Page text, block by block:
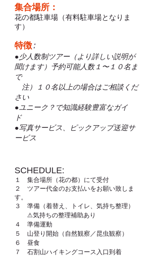
集合場所：
花の都駐車場（有料駐車場となりま
す）
特徴:
●少人数制ツアー（より詳しい説明が
聞けます）予約可能人数１〜１０名ま
で
注）１０名以上の場合はご相談くだ
さい
●ユニーク？で知識経験豊富なガイ
ド
●写真サービス、ピックアップ送迎サ
ービス
SCHEDULE:
１ 集合場所（花の都）にて受付
２ ツアー代金のお支払いをお願い致しま
す。
３ 準備（着替え、トイレ、気持ち整理）
⚠︎気持ちの整理補助あり
４ 準備運動
５ 山登り開始（自然観察／昆虫観察）
６ 昼食
７ 石割山ハイキングコース入口到着